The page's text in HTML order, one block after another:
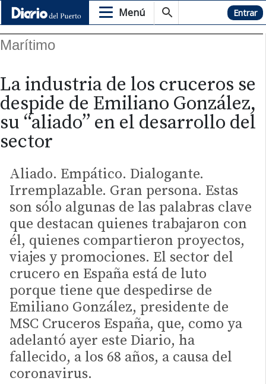
Menú Hemeroteca Entrar
Marítimo
La industria de los cruceros se
despide de Emiliano González,
su “aliado” en el desarrollo del
sector
Aliado. Empático. Dialogante.
Irremplazable. Gran persona. Estas
son sólo algunas de las palabras clave
que destacan quienes trabajaron con
él, quienes compartieron proyectos,
viajes y promociones. El sector del
crucero en España está de luto
porque tiene que despedirse de
Emiliano González, presidente de
MSC Cruceros España, que, como ya
adelantó ayer este Diario, ha
fallecido, a los 68 años, a causa del
coronavirus.